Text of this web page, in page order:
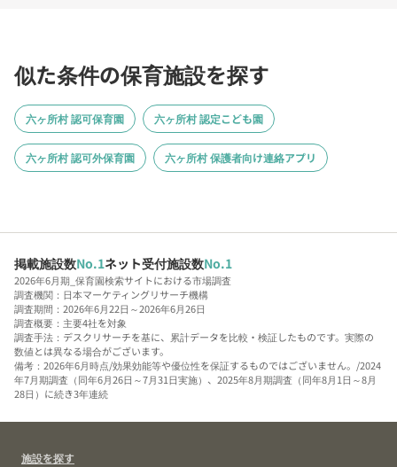
似た条件の保育施設を探す
六ヶ所村 認可保育園 六ヶ所村 認定こども園
六ヶ所村 認可外保育園 六ヶ所村 保護者向け連絡アプリ
掲載施設数No.1ネット受付施設数No.1
2026年6月期_保育園検索サイトにおける市場調査
調査機関：日本マーケティングリサーチ機構
調査期間：2026年6月22日～2026年6月26日
調査概要：主要4社を対象
調査手法：デスクリサーチを基に、累計データを比較・検証したものです。実際の
数値とは異なる場合がございます。
備考：2026年6月時点/効果効能等や優位性を保証するものではございません。/2024
年7月期調査（同年6月26日～7月31日実施）、2025年8月期調査（同年8月1日～8月
28日）に続き3年連続
施設を探す